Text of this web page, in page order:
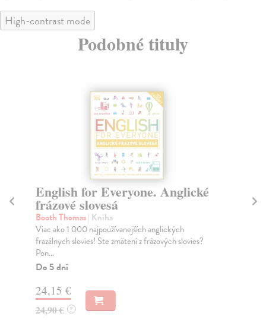
High-contrast mode
Podobné tituly
English for Everyone. Anglické
frázové slovesá
Booth Thomas| Kniha
Viac ako 1 000 najpoužívanejších anglických
frazálnych slovies! Ste zmätení z frázových slovies?
Pon...
Do 5 dní
24,15 €
24,90 € ?